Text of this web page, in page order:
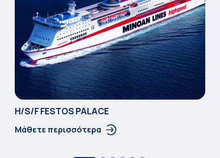
Η/S/F FESTOS PALACΕ
Μάθετε περισσότερα